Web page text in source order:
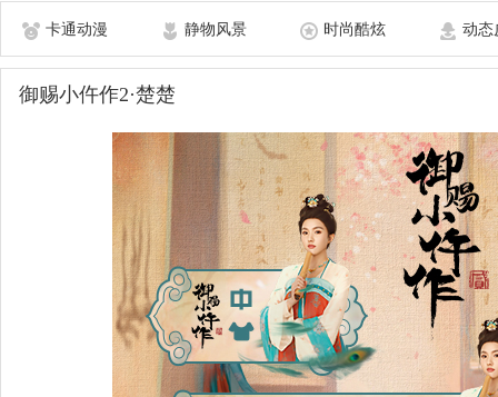
卡通动漫 静物风景 时尚酷炫 动态
御赐小仵作2·楚楚